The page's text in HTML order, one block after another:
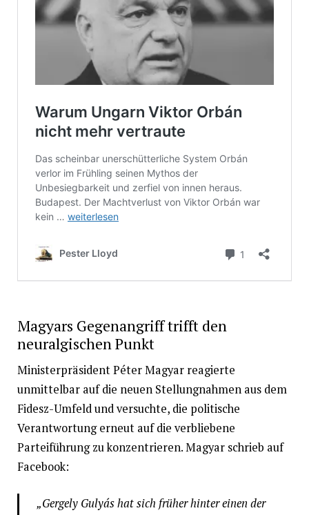
Magyars Gegenangriff trifft den
neuralgischen Punkt
Ministerpräsident Péter Magyar reagierte
unmittelbar auf die neuen Stellungnahmen aus dem
Fidesz-Umfeld und versuchte, die politische
Verantwortung erneut auf die verbliebene
Parteiführung zu konzentrieren. Magyar schrieb auf
Facebook:
„Gergely Gulyás hat sich früher hinter einen der